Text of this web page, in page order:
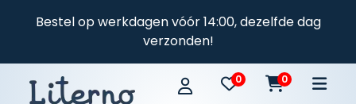
Bestel op werkdagen vóór 14:00, dezelfde dag
verzonden!
0 0